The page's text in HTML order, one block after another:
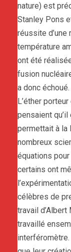
nature) est
Stanley Pons
réussite d’une
température
ont été
fusion
a donc échoué.
L’éther
pensaient
permettait à la
nombreux
équations pour
certains ont
célèbres de
travail
travaillé